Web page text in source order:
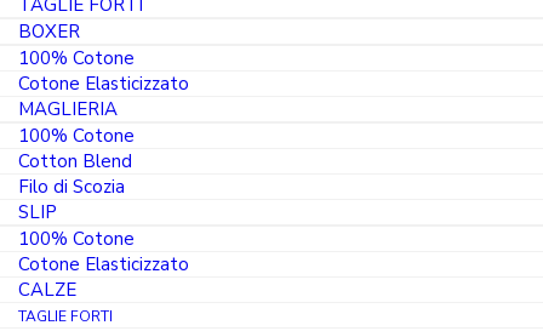
TAGLIE FORTI
BOXER
100% Cotone
Cotone Elasticizzato
MAGLIERIA
100% Cotone
Cotton Blend
Filo di Scozia
SLIP
100% Cotone
Cotone Elasticizzato
CALZE
TAGLIE FORTI